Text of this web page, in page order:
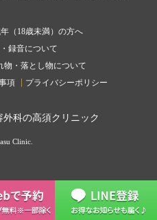
（18歳未満）の方へ
録音について
物・落とし物について
項
プライバシーポリシー
科の高須クリニック
Clinic.